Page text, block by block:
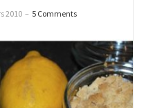
2010 – 5 Comments